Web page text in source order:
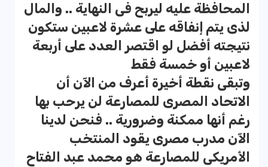
المحافظة عليه ليربح فى النهاية .. والمال
لذى يتم إنفاقه على عشرة لاعبين ستكون
نتيجته أفضل لو اقتصر العدد على أربعة
لاعبين أو خمسة فقط
وتبقى نقطة أخيرة أعرف من الآن أن
الاتحاد المصرى للمصارعة لن يرحب بها
رغم أنها ممكنة وضرورية .. فنحن لدينا
الآن مدرب مصرى يقود المنتخب
الأمريكى للمصارعة هو محمد عبد الفتاح